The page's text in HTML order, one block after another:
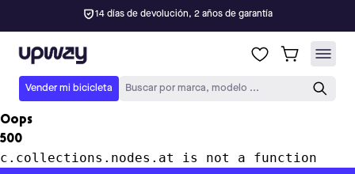
14 días de devolución, 2 años de garantía
Upway
Vender mi bicicleta Buscar por marca, modelo ...
Oops
500
c.collections.nodes.at is not a function